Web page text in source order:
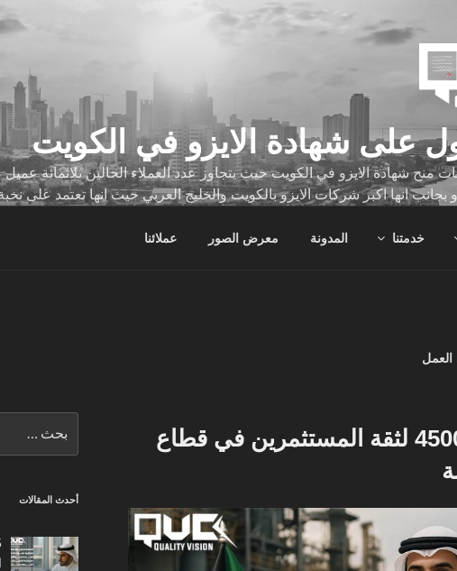
على شهادة الايزو في الكويت
منح شهادة الايزو في الكويت حيث يتجاوز عدد العملاء الحالين ثلاثمائة
بجانب انها اكبر شركات الايزو بالكويت والخليج العربي حيث انها تعتمد على
خدمتنا المدونة معرض الصور عملائنا
العمل
شهادة الايزو 45001 لثقة المستثمرين في قطاع
عن:
أحدث المقالات